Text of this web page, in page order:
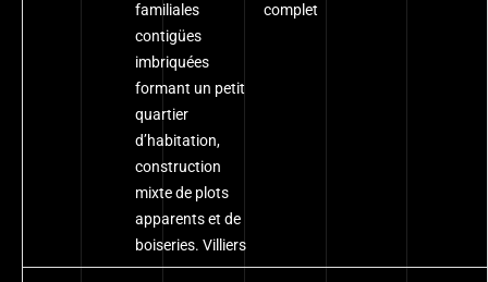
familiales
contigües
imbriquées
formant un petit
quartier
d’habitation,
construction
mixte de plots
apparents et de
boiseries. Villiers
complet